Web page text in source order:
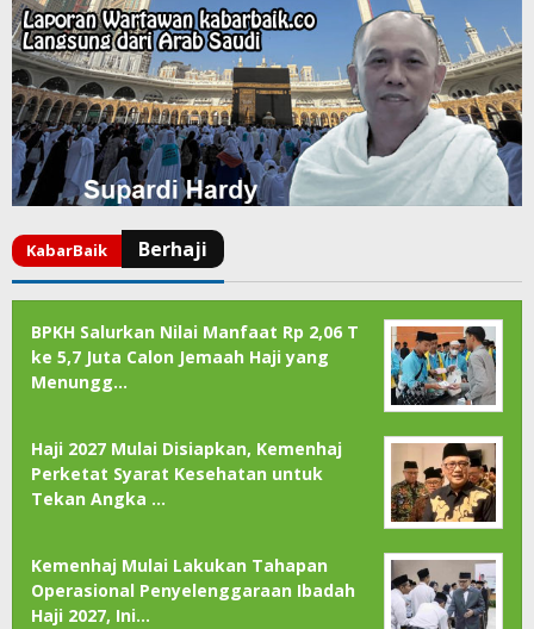
BPKH Salurkan Nilai Manfaat Rp 2,06 T
ke 5,7 Juta Calon Jemaah Haji yang
Menungg…
Haji 2027 Mulai Disiapkan, Kemenhaj
Perketat Syarat Kesehatan untuk
Tekan Angka …
Kemenhaj Mulai Lakukan Tahapan
Operasional Penyelenggaraan Ibadah
Haji 2027, Ini…